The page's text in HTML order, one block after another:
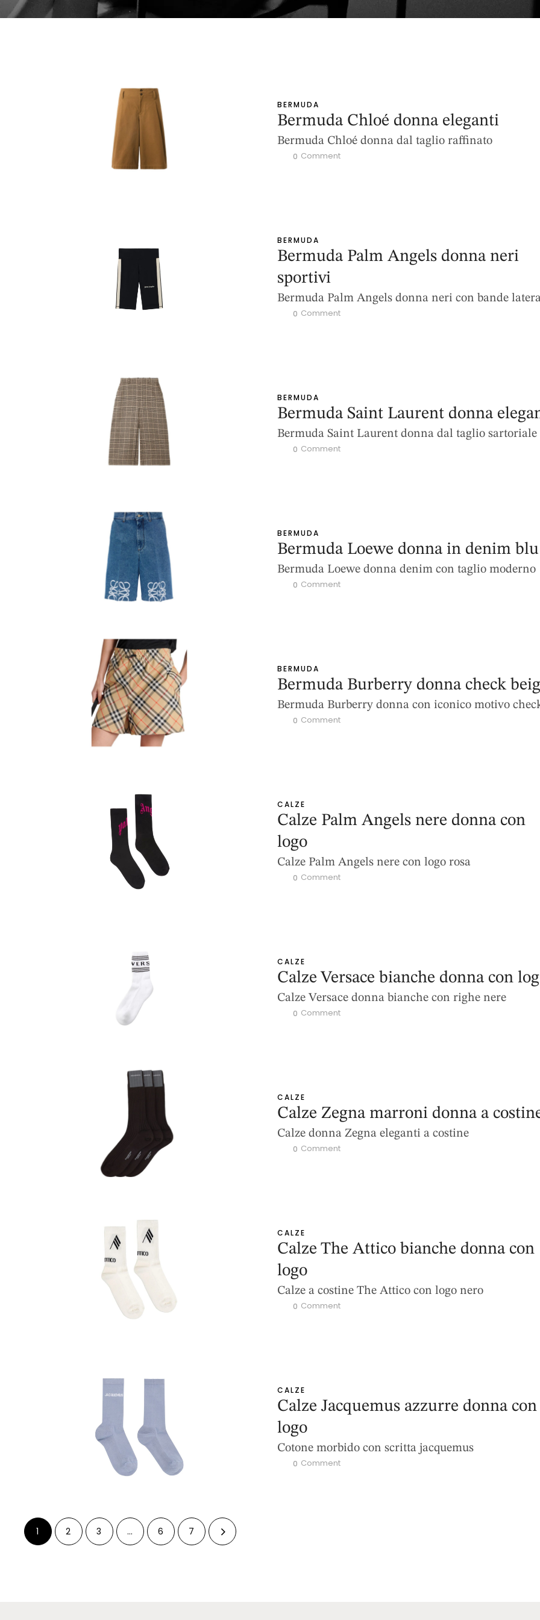
BERMUDA
Bermuda Chloé donna eleganti
Bermuda Chloé donna dal taglio raffinato
0 Comment
BERMUDA
Bermuda Palm Angels donna neri
sportivi
Bermuda Palm Angels donna neri con bande
0 Comment
BERMUDA
Bermuda Saint Laurent donna
Bermuda Saint Laurent donna dal taglio sartoriale
0 Comment
BERMUDA
Bermuda Loewe donna in denim blu
Bermuda Loewe donna denim con taglio moderno
0 Comment
BERMUDA
Bermuda Burberry donna check
Bermuda Burberry donna con iconico motivo
0 Comment
CALZE
Calze Palm Angels nere donna con
logo
Calze Palm Angels nere con logo rosa
0 Comment
CALZE
Calze Versace bianche donna con
Calze Versace donna bianche con righe nere
0 Comment
CALZE
Calze Zegna marroni donna a
Calze donna Zegna eleganti a costine
0 Comment
CALZE
Calze The Attico bianche donna con
logo
Calze a costine The Attico con logo nero
0 Comment
CALZE
Calze Jacquemus azzurre donna con
logo
Cotone morbido con scritta jacquemus
0 Comment
1 2 3 … 6 7